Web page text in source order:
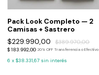
Pack Look Completo — 2
Camisas + Sastrero
$229.990,00
$389.970,00
$ 183.992,00 20% OFF Transferencia o Efectivo
6 x $38.331,67 sin interés